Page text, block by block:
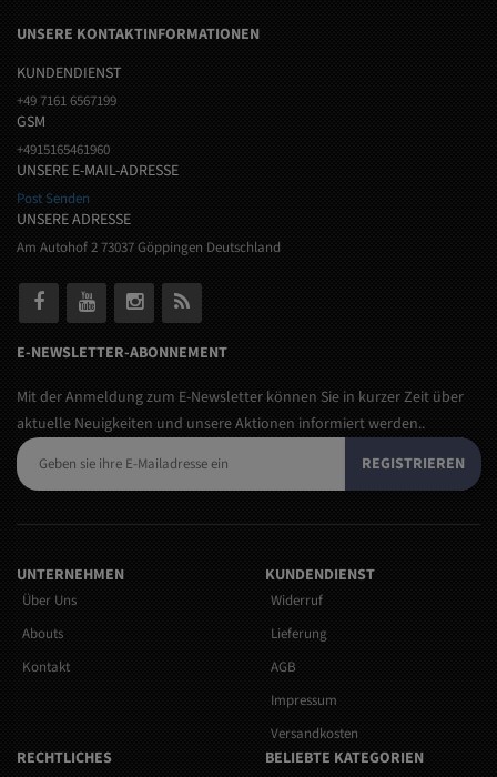
UNSERE KONTAKTINFORMATIONEN
KUNDENDIENST
+49 7161 6567199
GSM
+4915165461960
UNSERE E-MAIL-ADRESSE
Post Senden
UNSERE ADRESSE
Am Autohof 2 73037 Göppingen Deutschland
E-NEWSLETTER-ABONNEMENT
Mit der Anmeldung zum E-Newsletter können Sie in kurzer Zeit über
aktuelle Neuigkeiten und unsere Aktionen informiert werden..
REGISTRIEREN
UNTERNEHMEN
Über Uns
Abouts
Kontakt
KUNDENDIENST
Widerruf
Lieferung
AGB
Impressum
Versandkosten
RECHTLICHES BELIEBTE KATEGORIEN